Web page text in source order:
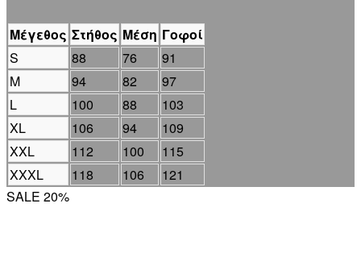
Μέγεθος Στήθος Μέση Γοφοί
S
88 76
91
M
94 82
97
L
100 88
103
XL
106 94
109
XXL
112 100
115
XXXL
118 106
121
SALE 20%